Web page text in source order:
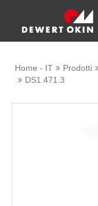
Home - IT Prodotti
DS1.471.3